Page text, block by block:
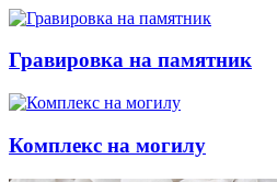
Гравировка на памятник
Комплекс на могилу